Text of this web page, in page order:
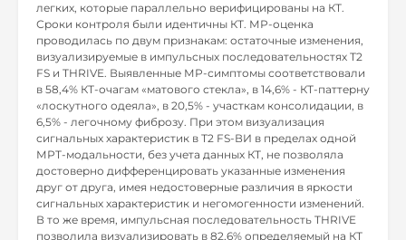
легких, которые параллельно верифицированы на КТ.
Сроки контроля были идентичны КТ. МР-оценка
проводилась по двум признакам: остаточные изменения,
визуализируемые в импульсных последовательностях Т2
FS и THRIVE. Выявленные МР-симптомы соответствовали
в 58,4% КТ-очагам «матового стекла», в 14,6% - КТ-паттерну
«лоскутного одеяла», в 20,5% - участкам консолидации, в
6,5% - легочному фиброзу. При этом визуализация
сигнальных характеристик в Т2 FS-ВИ в пределах одной
МРТ-модальности, без учета данных КТ, не позволяла
достоверно дифференцировать указанные изменения
друг от друга, имея недостоверные различия в яркости
сигнальных характеристик и негомогенности изменений.
В то же время, импульсная последовательность THRIVE
позволила визуализировать в 82,6% определяемый на КТ